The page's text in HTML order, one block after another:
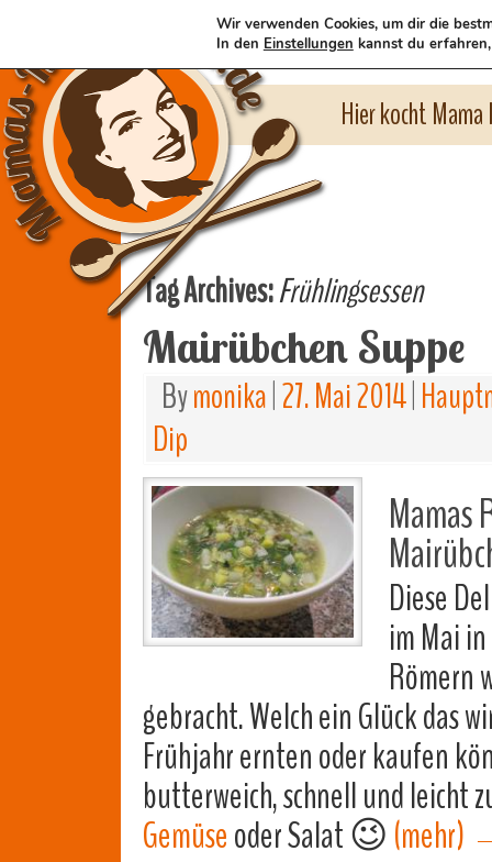
Hier kocht
Tag Archives:Frühlingsessen
Mairübchen Suppe
Bymonika 27. Mai 2014
Dip
Diese
im Mai
Römern
gebracht. Welch ein Glück das
Frühjahr ernten oder kaufen
butterweich, schnell und leicht
Gemüseoder Salat 😉 (mehr)
Wir verwenden Cookies, um dir die
In den Einstellungen kannst du